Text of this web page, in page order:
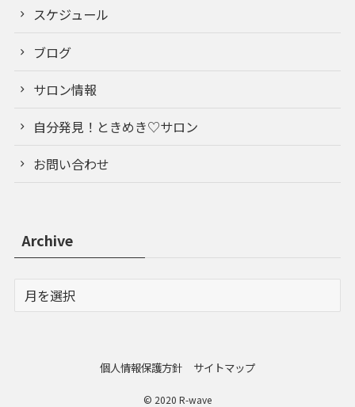
スケジュール
ブログ
サロン情報
自分発見！ときめき♡サロン
お問い合わせ
Archive
個人情報保護方針 サイトマップ
© 2020 R-wave